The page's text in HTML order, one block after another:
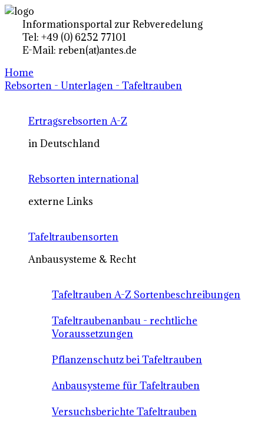
Informationsportal zur Rebveredelung
Tel: +49 (0) 6252 77101
E-Mail: reben(at)antes.de
Home
Rebsorten - Unterlagen - Tafeltrauben
Ertragsrebsorten A-Z
in Deutschland
Rebsorten international
externe Links
Tafeltraubensorten
Anbausysteme & Recht
Tafeltrauben A-Z Sortenbeschreibungen
Tafeltraubenanbau - rechtliche
Voraussetzungen
Pflanzenschutz bei Tafeltrauben
Anbausysteme für Tafeltrauben
Versuchsberichte Tafeltrauben